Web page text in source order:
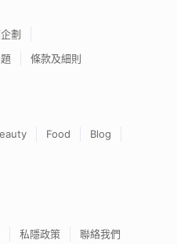
劃
條款及細則
Food
Blog
私隱政策 聯絡我們